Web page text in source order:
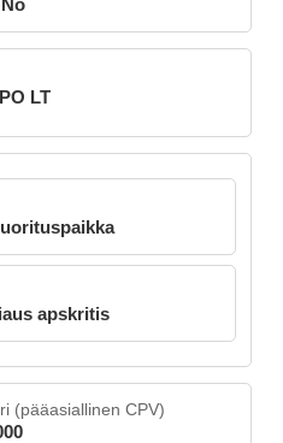
LT
apskritis
(pääasiallinen CPV)